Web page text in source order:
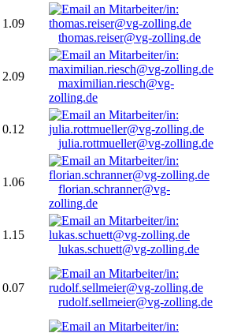
1.09
thomas.reiser@vg-zolling.de
2.09
maximilian.riesch@vg-
zolling.de
0.12
julia.rottmueller@vg-zolling.de
1.06
florian.schranner@vg-
zolling.de
1.15
lukas.schuett@vg-zolling.de
0.07
rudolf.sellmeier@vg-zolling.de